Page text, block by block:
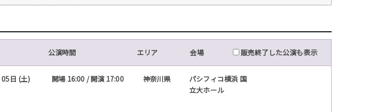
公演時間 エリア 会場 販売終了した公演も表示
日 (土) 開場 16:00 / 開演 17:00 神奈川県
パシフィコ横浜 国
立大ホール